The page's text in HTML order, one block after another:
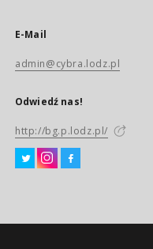
E-Mail
admin@cybra.lodz.pl
Odwiedź nas!
http://bg.p.lodz.pl/